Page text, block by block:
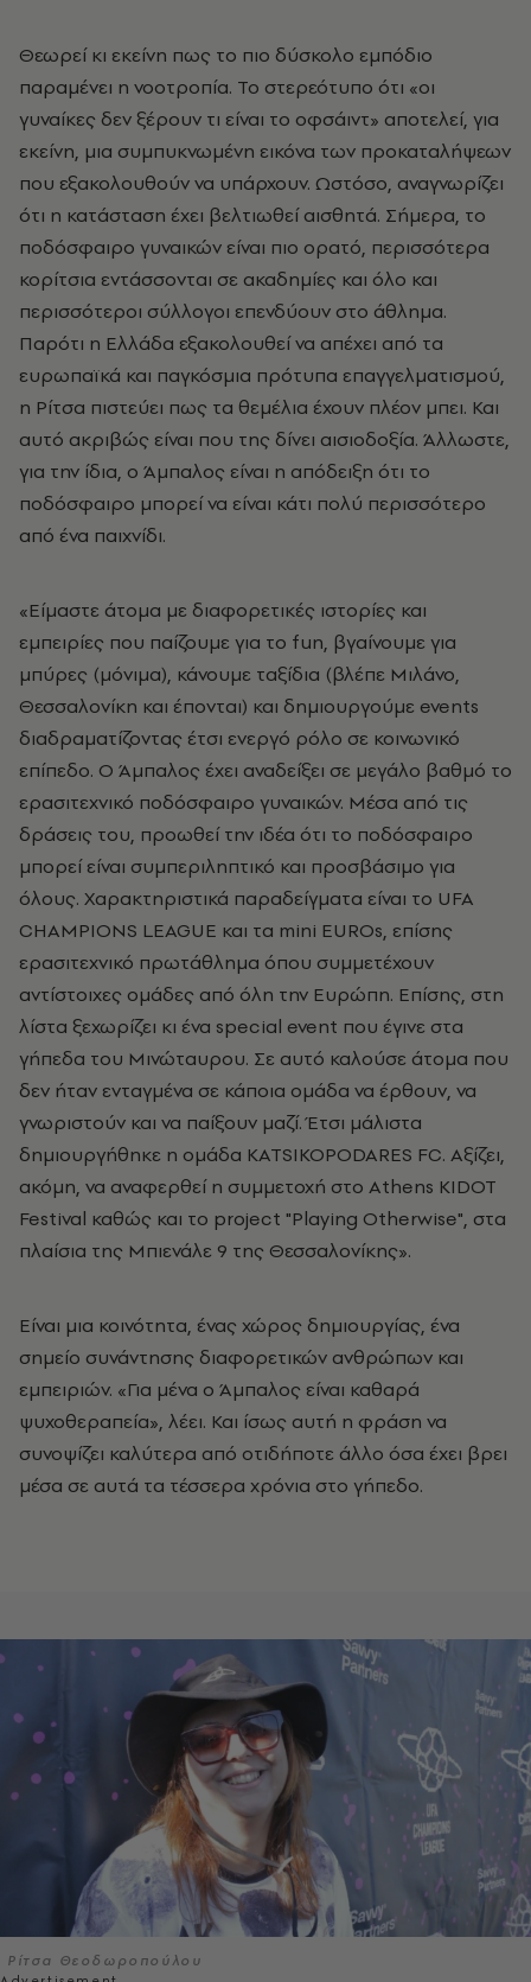
Θεωρεί κι εκείνη πως το πιο δύσκολο εμπόδιο
παραμένει η νοοτροπία. Το στερεότυπο ότι «οι
γυναίκες δεν ξέρουν τι είναι το οφσάιντ» αποτελεί, για
εκείνη, μια συμπυκνωμένη εικόνα των προκαταλήψεων
που εξακολουθούν να υπάρχουν. Ωστόσο, αναγνωρίζει
ότι η κατάσταση έχει βελτιωθεί αισθητά. Σήμερα, το
ποδόσφαιρο γυναικών είναι πιο ορατό, περισσότερα
κορίτσια εντάσσονται σε ακαδημίες και όλο και
περισσότεροι σύλλογοι επενδύουν στο άθλημα.
Παρότι η Ελλάδα εξακολουθεί να απέχει από τα
ευρωπαϊκά και παγκόσμια πρότυπα επαγγελματισμού,
η Ρίτσα πιστεύει πως τα θεμέλια έχουν πλέον μπει. Και
αυτό ακριβώς είναι που της δίνει αισιοδοξία. Άλλωστε,
για την ίδια, ο Άμπαλος είναι η απόδειξη ότι το
ποδόσφαιρο μπορεί να είναι κάτι πολύ περισσότερο
από ένα παιχνίδι.
«Είμαστε άτομα με διαφορετικές ιστορίες και
εμπειρίες που παίζουμε για το fun, βγαίνουμε για
μπύρες (μόνιμα), κάνουμε ταξίδια (βλέπε Μιλάνο,
Θεσσαλονίκη και έπονται) και δημιουργούμε events
διαδραματίζοντας έτσι ενεργό ρόλο σε κοινωνικό
επίπεδο. Ο Άμπαλος έχει αναδείξει σε μεγάλο βαθμό το
ερασιτεχνικό ποδόσφαιρο γυναικών. Μέσα από τις
δράσεις του, προωθεί την ιδέα ότι το ποδόσφαιρο
μπορεί είναι συμπεριληπτικό και προσβάσιμο για
όλους. Χαρακτηριστικά παραδείγματα είναι το UFA
CHAMPIONS LEAGUE και τα mini EUROs, επίσης
ερασιτεχνικό πρωτάθλημα όπου συμμετέχουν
αντίστοιχες ομάδες από όλη την Ευρώπη. Επίσης, στη
λίστα ξεχωρίζει κι ένα special event που έγινε στα
γήπεδα του Μινώταυρου. Σε αυτό καλούσε άτομα που
δεν ήταν ενταγμένα σε κάποια ομάδα να έρθουν, να
γνωριστούν και να παίξουν μαζί. Έτσι μάλιστα
δημιουργήθηκε η ομάδα KATSIKOPODARES FC. Αξίζει,
ακόμη, να αναφερθεί η συμμετοχή στο Athens KIDOT
Festival καθώς και το project "Playing Otherwise", στα
πλαίσια της Μπιενάλε 9 της Θεσσαλονίκης».
Είναι μια κοινότητα, ένας χώρος δημιουργίας, ένα
σημείο συνάντησης διαφορετικών ανθρώπων και
εμπειριών. «Για μένα ο Άμπαλος είναι καθαρά
ψυχοθεραπεία», λέει. Και ίσως αυτή η φράση να
συνοψίζει καλύτερα από οτιδήποτε άλλο όσα έχει βρει
μέσα σε αυτά τα τέσσερα χρόνια στο γήπεδο.
Ρίτσα Θεοδωροπούλου